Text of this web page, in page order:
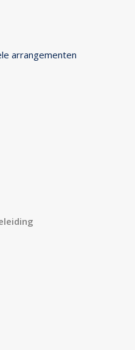
arrangementen